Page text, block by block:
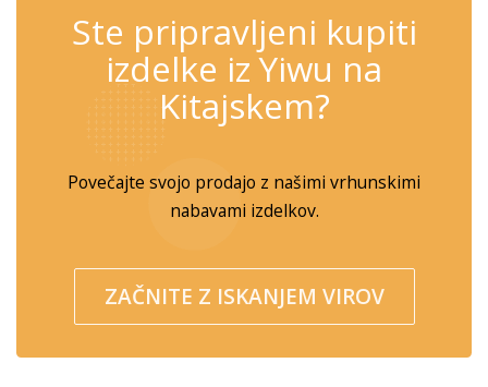
Ste pripravljeni kupiti
izdelke iz Yiwu na
Kitajskem?
Povečajte svojo prodajo z našimi vrhunskimi
nabavami izdelkov.
ZAČNITE Z ISKANJEM VIROV